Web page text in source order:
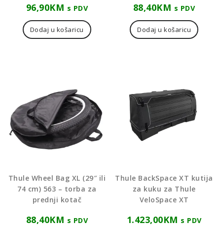
96,90KM s PDV
Dodaj u košaricu
88,40KM s PDV
Dodaj u košaricu
Thule Wheel Bag XL (29″ ili
74 cm) 563 – torba za
prednji kotač
88,40KM s PDV
Thule BackSpace XT kutija
za kuku za Thule
VeloSpace XT
1.423,00KM s PDV